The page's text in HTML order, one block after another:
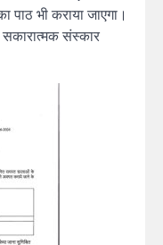
पाठ भी कराया जाएगा।
संस्कार